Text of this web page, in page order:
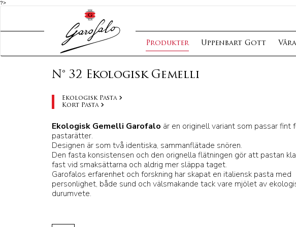
?>
Produkter Uppenbart Gott
N° 32 Ekologisk Gemelli
Ekologisk Pasta
Kort Pasta
Ekologisk Gemelli Garofalo är en originell variant som passar fint
pastarätter.
Designen är som två identiska, sammanflätade snören.
Den fasta konsistensen och den orignella flätningen gör att pastan
fast vid smaksättarna och aldrig mer släppa taget.
Garofalos erfarenhet och forskning har skapat en italiensk pasta med
personlighet, både sund och välsmakande tack vare mjölet av
durumvete.